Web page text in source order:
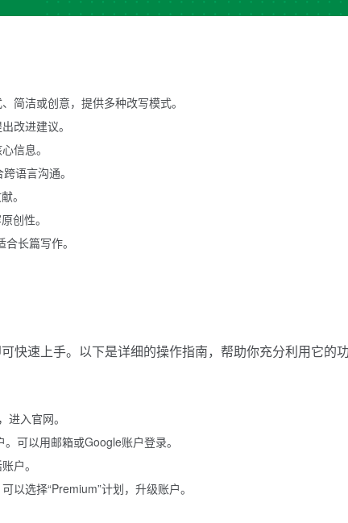
简洁或创意，提供多种改写模式。
改进建议。
信息。
语言沟通。
。
创性。
长篇写作。
快速上手。以下是详细的操作指南，帮助你充分利用它的功
，进入官网。
可以用邮箱或Google账户登录。
户。
以选择“Premium”计划，升级账户。